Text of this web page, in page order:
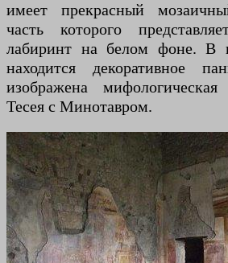
имеет прекрасный
часть которого
лабиринт на белом фоне. В
находится декоративное
изображена
Тесея с Минотавром.